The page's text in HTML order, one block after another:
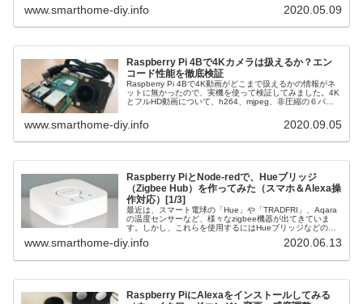
ーラを作ってみたいと思います。
www.smarthome-diy.info 2020.05.09
Raspberry Pi 4Bで4Kカメラは扱えるか？エン
コード性能を徹底検証
Raspberry Pi 4Bで4K動画がどこまで扱えるかの情報がネ
ットに無かったので、実機を使って検証してみました。4K
とフルHD動画について、h264、mjpeg、非圧縮の６パタ
www.smarthome-diy.info 2020.09.05
Raspberry PiとNode-redで、Hueブリッジ
（Zigbee Hub）を作ってみた（スマホ＆Alexa操
作対応）[1/3]
最近は、スマート電球の「Hue」や「TRADFRI」、Aqara
の温度センサーなど、様々なzigbee機器が出てきていま
す。しかし、これらを使用するにはHueブリッジなどの
接続できません。そこで、Raspberry PiとNode-redを使っ
Hubを作ってみました。
www.smarthome-diy.info 2020.06.13
Raspberry PiにAlexaをインストールしてみる